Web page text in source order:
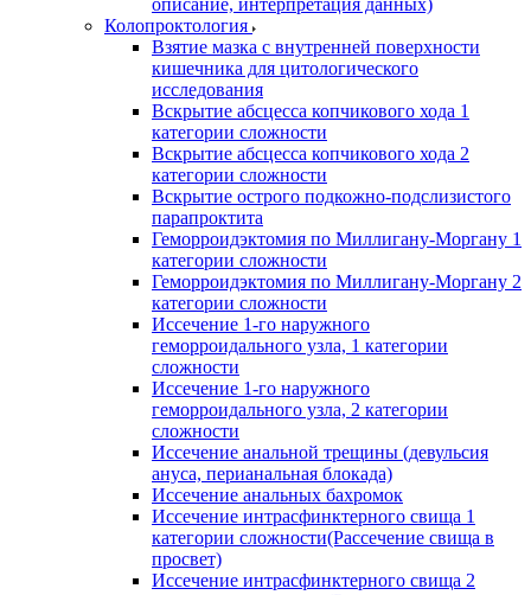
описание, интерпретация данных)
Колопроктология
Взятие мазка с внутренней поверхности
кишечника для цитологического
исследования
Вскрытие абсцесса копчикового хода 1
категории сложности
Вскрытие абсцесса копчикового хода 2
категории сложности
Вскрытие острого подкожно-подслизистого
парапроктита
Геморроидэктомия по Миллигану-Моргану 1
категории сложности
Геморроидэктомия по Миллигану-Моргану 2
категории сложности
Иссечение 1-го наружного
геморроидального узла, 1 категории
сложности
Иссечение 1-го наружного
геморроидального узла, 2 категории
сложности
Иссечение анальной трещины (девульсия
ануса, перианальная блокада)
Иссечение анальных бахромок
Иссечение интрасфинктерного свища 1
категории сложности(Рассечение свища в
просвет)
Иссечение интрасфинктерного свища 2